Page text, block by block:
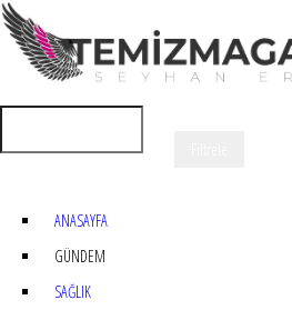
ANASAYFA
GÜNDEM
SAĞLIK